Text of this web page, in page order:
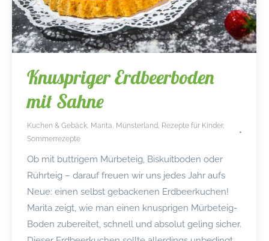
Knuspriger Erdbeerboden
mit Sahne
Kuchen & Gebäck Marita Münsterland Rezepte für Kinder,
Sommerrezepte
Ob mit buttrigem Mürbeteig, Biskuitboden oder
Rührteig – darauf freuen wir uns jedes Jahr aufs
Neue: einen selbst gebackenen Erdbeerkuchen!
Marita zeigt, wie man einen knusprigen Mürbeteig-
Boden zubereitet, schnell und absolut geling sicher.